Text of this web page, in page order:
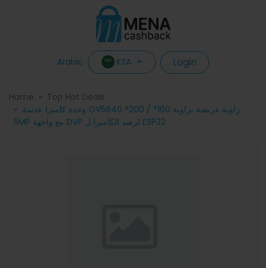
Arabic KSA Login
Home
Top Hot Deals
وحدة كاميرا عدسة OV5640 زاوية عريضة بزاوية 160° / 200°
5MP مع واجهة DVP لرصد الكاميرا ل ESP32